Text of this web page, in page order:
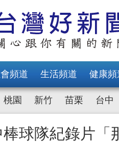
頻道 生活頻道 健康頻
桃園 新竹 苗栗 台中
棒球隊紀錄片